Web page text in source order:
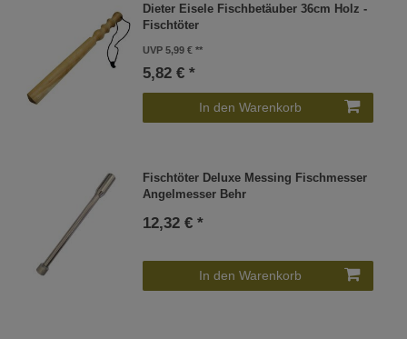
Dieter Eisele Fischbetäuber 36cm Holz -
Fischtöter
UVP 5,99 €
5,82 € *
In den Warenkorb
Fischtöter Deluxe Messing Fischmesser
Angelmesser Behr
12,32 € *
In den Warenkorb